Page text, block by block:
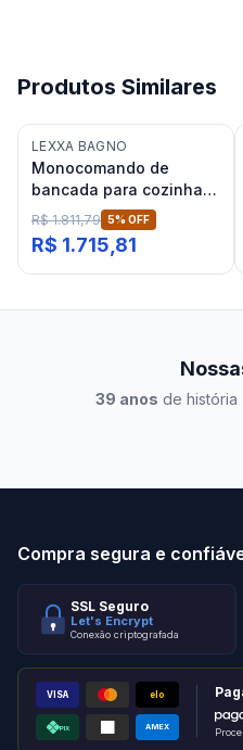
Produtos Similares
LEXXA BAGNO
Monocomando de
bancada para cozinha
Lexxa Bagno Frame
Preto Fosco
R$ 1.811,79 5% OFF
R$ 1.715,81
39 anos de história |
Compra segura e
SSL Seguro
Let's Encrypt
Conexão criptografada
VISA elo
PIX AMEX